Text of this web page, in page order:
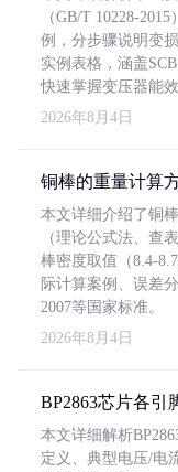
（GB/T 10228-
例，分步骤说明变
实例表格，涵盖
快速掌握变压器能效
2026年8月4日
铜棒的重量计算
本文详细介绍了铜
（理论公式法、查
棒密度取值（8.4-
际计算案例、误差
2007等国家标准。
2026年8月4日
BP2863芯片各引
本文详细解析
定义、典型电压/电